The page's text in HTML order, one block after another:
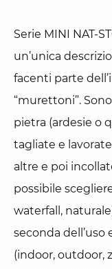
Serie MINI NAT-
un’unica
facenti parte
“murettoni”.
pietra (ardesie o
tagliate e
altre e poi
possibile
waterfall,
seconda dell’uso
(indoor, outdoor,